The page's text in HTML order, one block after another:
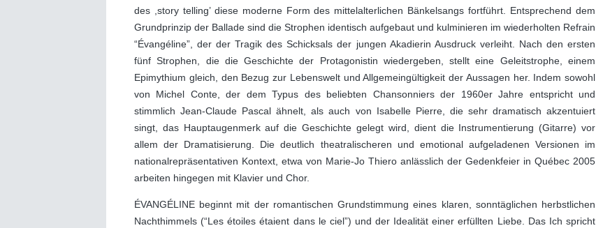
des ,story telling’ diese moderne Form des mittelalterlichen Bänkelsangs fortführt. Entsprechend dem
Grundprinzip der Ballade sind die Strophen identisch aufgebaut und kulminieren im wiederholten Refrain
“Évangéline”, der der Tragik des Schicksals der jungen Akadierin Ausdruck verleiht. Nach den ersten
fünf Strophen, die die Geschichte der Protagonistin wiedergeben, stellt eine Geleitstrophe, einem
Epimythium gleich, den Bezug zur Lebenswelt und Allgemeingültigkeit der Aussagen her. Indem sowohl
von Michel Conte, der dem Typus des beliebten Chansonniers der 1960er Jahre entspricht und
stimmlich Jean-Claude Pascal ähnelt, als auch von Isabelle Pierre, die sehr dramatisch akzentuiert
singt, das Hauptaugenmerk auf die Geschichte gelegt wird, dient die Instrumentierung (Gitarre) vor
allem der Dramatisierung. Die deutlich theatralischeren und emotional aufgeladenen Versionen im
nationalrepräsentativen Kontext, etwa von Marie-Jo Thiero anlässlich der Gedenkfeier in Québec 2005
arbeiten hingegen mit Klavier und Chor.
ÉVANGÉLINE beginnt mit der romantischen Grundstimmung eines klaren, sonntäglichen herbstlichen
Nachthimmels (“Les étoiles étaient dans le ciel”) und der Idealität einer erfüllten Liebe. Das Ich spricht